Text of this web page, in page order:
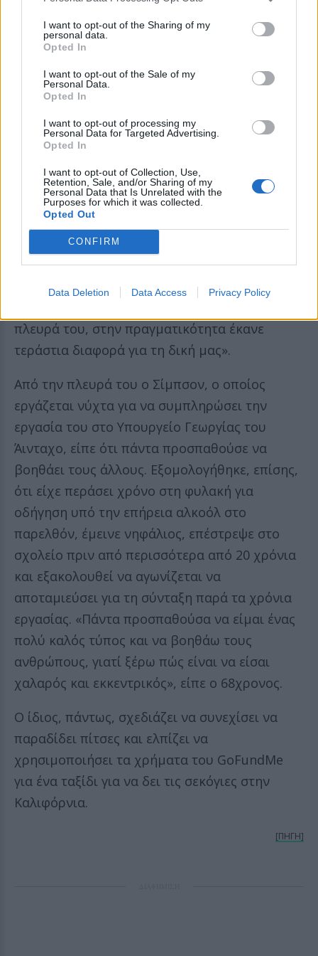
I want to opt-out of the Sharing of my
personal data.
Opted In
I want to opt-out of the Sale of my
Personal Data.
Opted In
I want to opt-out of processing my
Personal Data for Targeted Advertising.
Opted In
I want to opt-out of Collection, Use,
Retention, Sale, and/or Sharing of my
Personal Data that Is Unrelated with the
Purposes for which it was collected.
Opted Out
CONFIRM
Data Deletion Data Access Privacy Policy
more Dans. Happy almost retirement!
#dominos #fyp ♬ original sound -
Katey Ann
Το βίντεο του διαλόγου των δύο ανδρών έχει
συγκεντρώσει πάνω από 600.000 views στο
TikTok ενώ τα χρήματα που έχουν
συγκεντρωθεί ξεπερνούν τα 40.000 δολάρια.
Όπως αποκάλυψε ο Γουίλσον «αυτό που δεν
ήξερε ο Σίμπσον είναι ότι εγώ και η σύζυγός
μου έχουμε και οι δύο προβλήματα όρασης,
οπότε το να τρέξουμε στο κατάστημα για μια
"γρήγορη" αγορά δεν είναι κάτι απλό ή εύκολο
για εμάς. Αυτό που μπορεί να φαινόταν σαν
πλευρά του, στην πραγματικότητα έκανε
τεράστια διαφορά για τη δική μας».
Από την πλευρά του ο Σίμπσον, ο οποίος
εργάζεται νύχτα για να συμπληρώσει την
εργασία του στο Υπουργείο Γεωργίας του
Άινταχο, είπε ότι πάντα προσπαθούσε να
βοηθάει τους άλλους. Εξομολογήθηκε, επίσης,
ότι είχε περάσει χρόνο στη φυλακή για
οδήγηση υπό την επήρεια αλκοόλ στο
παρελθόν, έμεινε νηφάλιος, επέστρεψε στο
σχολείο πριν από περισσότερα από 20 χρόνια
και εξακολουθεί να αγωνίζεται να
αποταμιεύσει για τη σύνταξη παρά τα χρόνια
εργασίας. «Πάντα προσπαθούσα να είμαι ένας
πολύ καλός τύπος και να βοηθάω τους
ανθρώπους, γιατί ξέρω πώς είναι να είσαι
χαλαρός και εκκεντρικός», είπε ο 68χρονος.
Ο ίδιος, πάντως, σχεδιάζει να συνεχίσει να
παραδίδει πίτσες και ελπίζει να
χρησιμοποιήσει τα χρήματα του GoFundMe
για ένα ταξίδι για να δει τις σεκόγιες στην
Καλιφόρνια.
[ΠΗΓΗ]